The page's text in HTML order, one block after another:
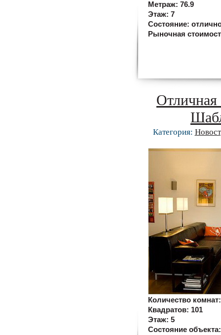
Метраж: 76.9
Этаж: 7
Состояние:
Рыночная
Отличная
Категория:
Количество
Квадратов: 101
Этаж: 5
Состояние